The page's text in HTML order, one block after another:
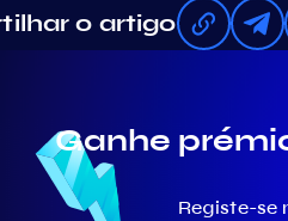
o artigo
Ganhe
Registe-se